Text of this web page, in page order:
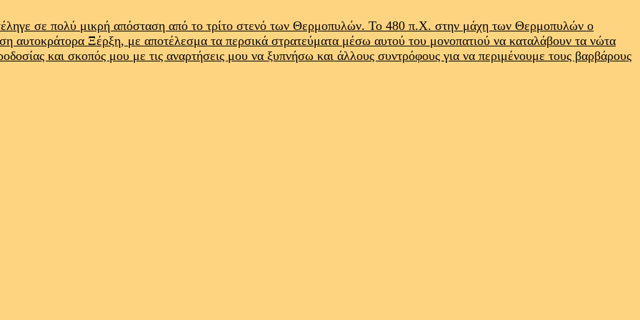
σε πολύ μικρή απόσταση από το τρίτο στενό των Θερμοπυλών. Το 480 π.Χ. στην μάχη των Θερμοπυλών ο
αυτοκράτορα Ξέρξη, με αποτέλεσμα τα περσικά στρατεύματα μέσω αυτού του μονοπατιού να καταλάβουν τα νώτα
και σκοπός μου με τις αναρτήσεις μου να ξυπνήσω και άλλους συντρόφους για να περιμένουμε τους βαρβάρους